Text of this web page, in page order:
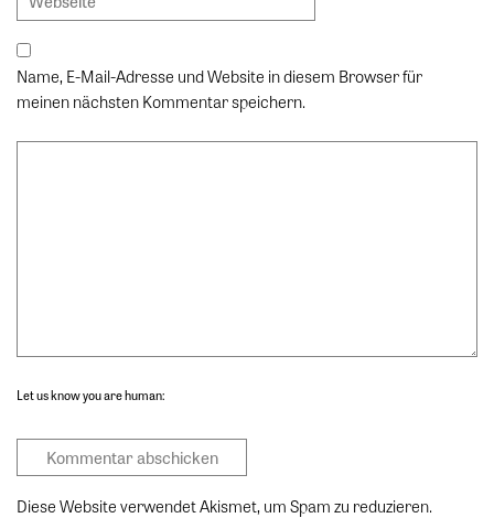
Name, E-Mail-Adresse und Website in diesem Browser für
meinen nächsten Kommentar speichern.
Let us know you are human:
Diese Website verwendet Akismet, um Spam zu reduzieren.